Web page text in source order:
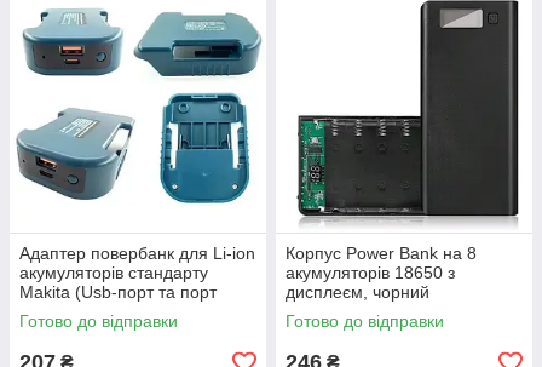
Адаптер повербанк для Li-ion
акумуляторів стандарту
Makita (Usb-порт та порт
Type-c)
Готово до відправки
207 ₴
Корпус Power Bank на 8
акумуляторів 18650 з
дисплеєм, чорний
Готово до відправки
246 ₴